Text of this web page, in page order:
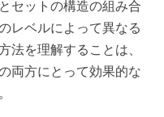
セットの構造の組み合
レベルによって異なる
法を理解することは、
両方にとって効果的な